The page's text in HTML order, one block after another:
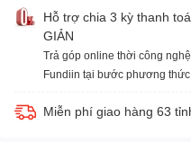
Hỗ trợ chia 3 kỳ thanh
GIẢN
Trả góp online thời công
Fundiin tại bước phương
Miễn phí giao hàng 63